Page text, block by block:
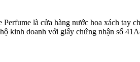
Perfume là cửa hàng nước hoa xách tay
kinh doanh với giấy chứng nhận số